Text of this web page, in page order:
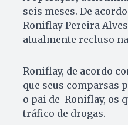
seis meses. De
Roniflay Pereira
atualmente recluso
Roniflay, de acordo
que seus comparsas
o pai de Roniflay, os
tráfico de drogas.